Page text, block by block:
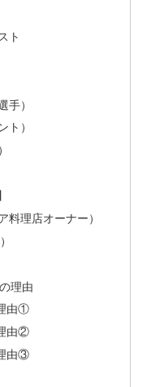
ト
手）
ト）
料理店オーナー）
理由
由①
由②
由③